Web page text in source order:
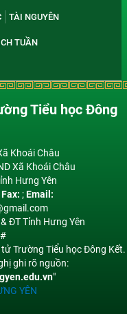
TÀI NGUYÊN
TUẦN
Tiểu học Đông
Khoái Châu
Xã Khoái Châu
Hưng Yên
Fax: ;Email:
ĐT Tỉnh Hưng Yên
Trường Tiểu học Đông Kết.
ghi rõ nguồn:
"
YÊN